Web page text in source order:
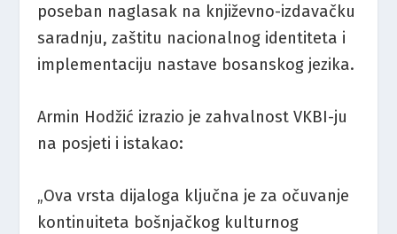
poseban naglasak na književno-izdavačku
saradnju, zaštitu nacionalnog identiteta i
implementaciju nastave bosanskog jezika.
Armin Hodžić izrazio je zahvalnost VKBI-ju
na posjeti i istakao:
„Ova vrsta dijaloga ključna je za očuvanje
kontinuiteta bošnjačkog kulturnog